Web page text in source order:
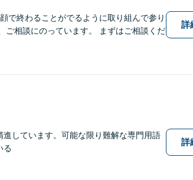
で終わることがでるように取り組んで参り
ご相談にのっています。 まずはご相談くだ
詳
進しています。可能な限り難解な専門用語
る
詳